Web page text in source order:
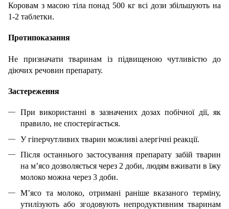
Коровам з масою тіла понад 500 кг всі дози збільшують на
1-2 таблетки.
Протипоказання
Не призначати тваринам із підвищеною чутливістю до
діючих речовин препарату.
Застереження
При використанні в зазначених дозах побічної дії, як
правило, не спостерігається.
У гіперчутливих тварин можливі алергічні реакції.
Після останнього застосування препарату забій тварин
на м’ясо дозволяється через 2 доби, людям вживати в їжу
молоко можна через 3 доби.
М’ясо та молоко, отримані раніше вказаного терміну,
утилізують або згодовують непродуктивним тваринам